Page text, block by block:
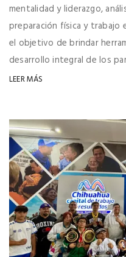
mentalidad y liderazgo,
preparación física y trabajo
el objetivo de brindar
desarrollo integral de los
LEER MÁS